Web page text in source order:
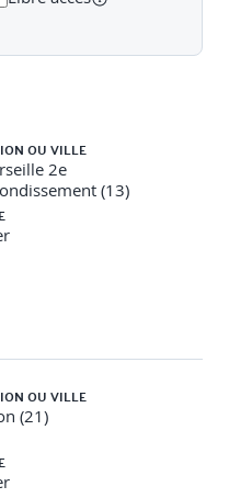
blockchain (1h30)
avancées pour
blockchain.
dans les
et le Mimblewimble
réseaux blockchain
les nœuds dans un
OU VILLE
2e
(13)
OU VILLE
(21)